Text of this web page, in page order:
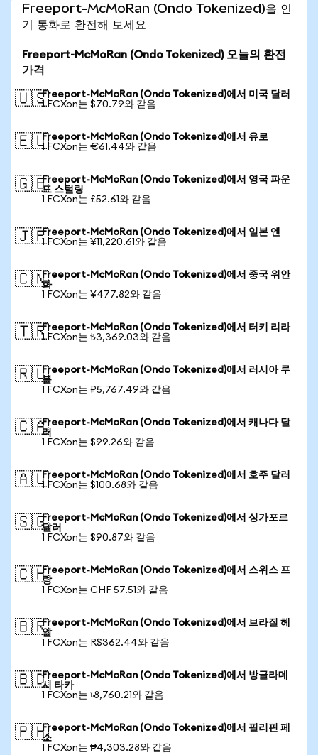
Freeport-McMoRan (Ondo Tokenized)을 인
기 통화로 환전해 보세요
Freeport-McMoRan (Ondo Tokenized) 오늘의 환전
가격
🇺🇸Freeport-McMoRan (Ondo Tokenized)에서 미국 달러
1 FCXon는 $70.79와 같음
🇪🇺Freeport-McMoRan (Ondo Tokenized)에서 유로
1 FCXon는 €61.44와 같음
🇬🇧Freeport-McMoRan (Ondo Tokenized)에서 영국 파운
드 스털링
1 FCXon는 £52.61와 같음
🇯🇵Freeport-McMoRan (Ondo Tokenized)에서 일본 엔
1 FCXon는 ¥11,220.61와 같음
🇨🇳Freeport-McMoRan (Ondo Tokenized)에서 중국 위안
화
1 FCXon는 ¥477.82와 같음
🇹🇷Freeport-McMoRan (Ondo Tokenized)에서 터키 리라
1 FCXon는 ₺3,369.03와 같음
🇷🇺Freeport-McMoRan (Ondo Tokenized)에서 러시아 루
블
1 FCXon는 ₽5,767.49와 같음
🇨🇦Freeport-McMoRan (Ondo Tokenized)에서 캐나다 달
러
1 FCXon는 $99.26와 같음
🇦🇺Freeport-McMoRan (Ondo Tokenized)에서 호주 달러
1 FCXon는 $100.68와 같음
🇸🇬Freeport-McMoRan (Ondo Tokenized)에서 싱가포르
달러
1 FCXon는 $90.87와 같음
🇨🇭Freeport-McMoRan (Ondo Tokenized)에서 스위스 프
랑
1 FCXon는 CHF 57.51와 같음
🇧🇷Freeport-McMoRan (Ondo Tokenized)에서 브라질 헤
알
1 FCXon는 R$362.44와 같음
🇧🇩Freeport-McMoRan (Ondo Tokenized)에서 방글라데
시 타카
1 FCXon는 ৳8,760.21와 같음
🇵🇭Freeport-McMoRan (Ondo Tokenized)에서 필리핀 페
소
1 FCXon는 ₱4,303.28와 같음